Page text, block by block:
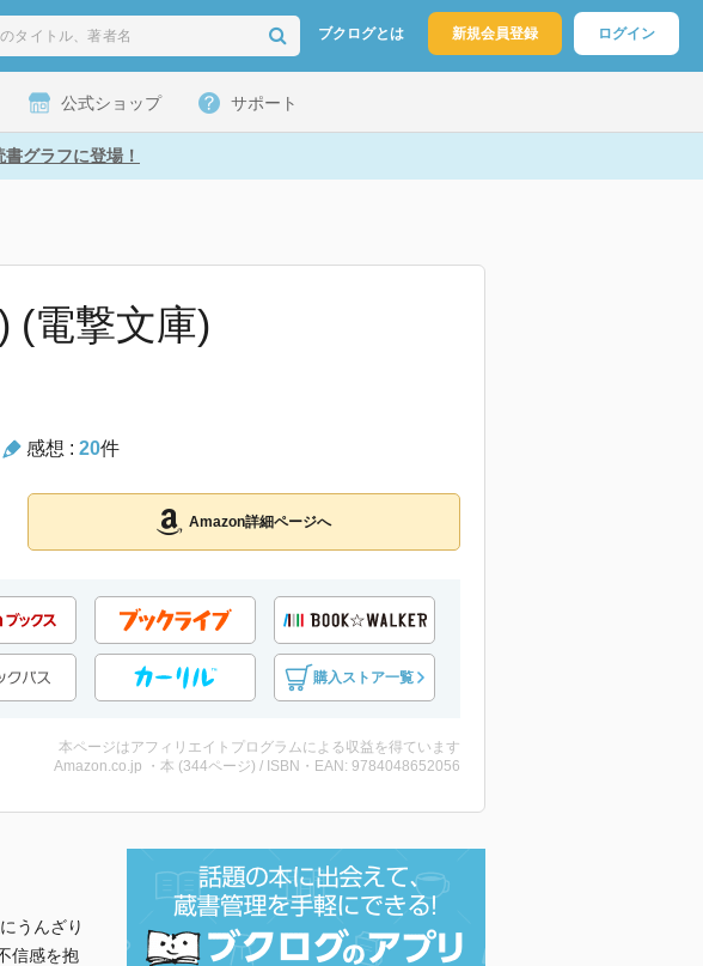
ブクログとは 新規会員登録 ログイン
公式ショップ サポート
グラフに登場！
(電撃文庫)
感想 : 20件
Amazon詳細ページへ
購入ストア一覧
本ページはアフィリエイトプログラムによる収益を得ています
Amazon.co.jp ・本 (344ページ) / ISBN・EAN: 9784048652056
うんざり
信感を抱